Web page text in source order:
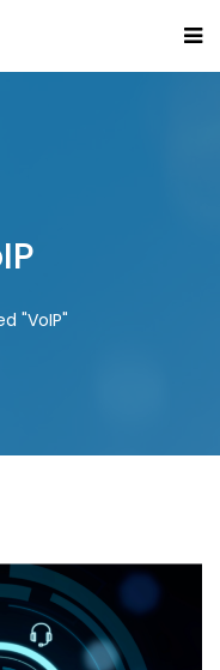
"VoIP"